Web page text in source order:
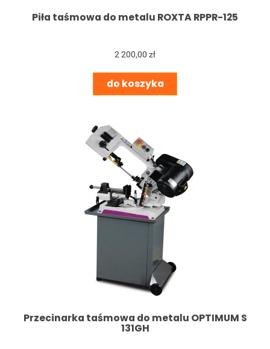
Piła taśmowa do metalu ROXTA RPPR-125
2 200,00 zł
do koszyka
Przecinarka taśmowa do metalu OPTIMUM S
131GH